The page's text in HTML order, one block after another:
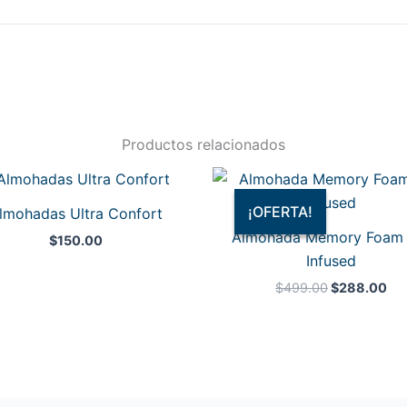
Productos relacionados
Ultra Confort
$150.00
¡OFERTA!
¡OFERTA!
Almohada Memory Foam
Infused
$499.00
El
precio
original
$499.00.
$288.00
El